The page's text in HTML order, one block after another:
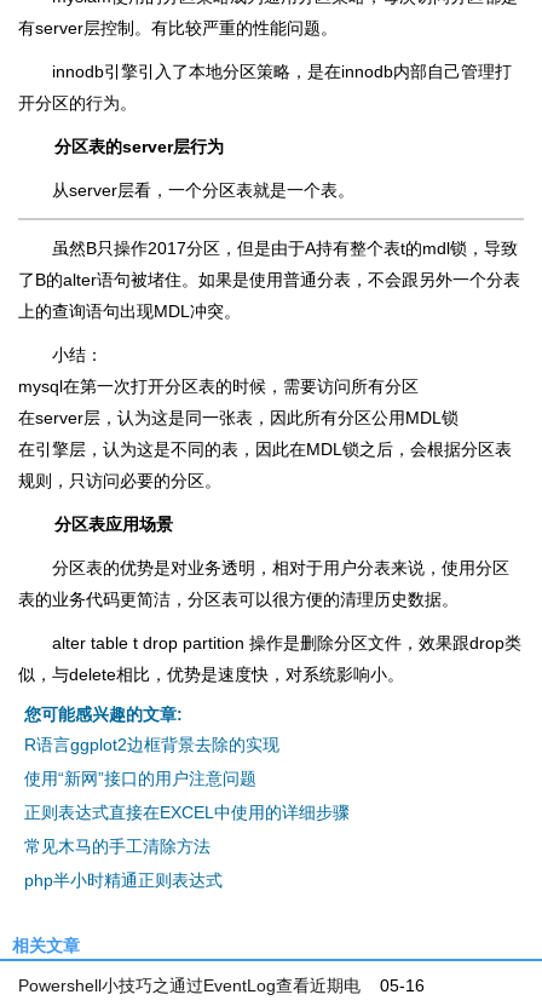
有server层控制。有比较严重的性能问题。
innodb引擎引入了本地分区策略，是在innodb内部自己管理打
开分区的行为。
分区表的server层行为
从server层看，一个分区表就是一个表。
虽然B只操作2017分区，但是由于A持有整个表t的mdl锁，导致
了B的alter语句被堵住。如果是使用普通分表，不会跟另外一个分表
上的查询语句出现MDL冲突。
小结：
mysql在第一次打开分区表的时候，需要访问所有分区
在server层，认为这是同一张表，因此所有分区公用MDL锁
在引擎层，认为这是不同的表，因此在MDL锁之后，会根据分区表
规则，只访问必要的分区。
分区表应用场景
分区表的优势是对业务透明，相对于用户分表来说，使用分区
表的业务代码更简洁，分区表可以很方便的清理历史数据。
alter table t drop partition 操作是删除分区文件，效果跟drop类
似，与delete相比，优势是速度快，对系统影响小。
您可能感兴趣的文章:
R语言ggplot2边框背景去除的实现
使用“新网”接口的用户注意问题
正则表达式直接在EXCEL中使用的详细步骤
常见木马的手工清除方法
php半小时精通正则表达式
相关文章
05-16
Powershell小技巧之通过EventLog查看近期电